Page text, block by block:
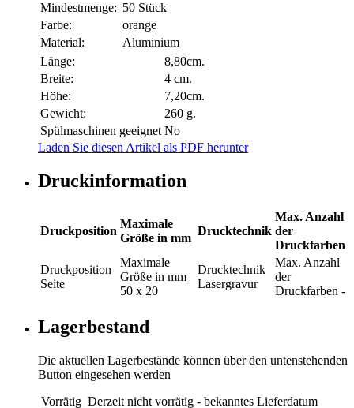
Mindestmenge: 50 Stück
Farbe:
orange
Material:
Aluminium
Länge:
8,80cm.
Breite:
4 cm.
Höhe:
7,20cm.
Gewicht:
260 g.
Spülmaschinen geeignet No
Laden Sie diesen Artikel als PDF herunter
Druckinformation
Druckposition
Maximale
Größe in mm
Drucktechnik
Max. Anzahl
der
Druckfarben
Druckposition
Seite
Maximale
Größe in mm
50 x 20
Drucktechnik
Lasergravur
Max. Anzahl
der
Druckfarben -
Lagerbestand
Die aktuellen Lagerbestände können über den untenstehenden
Button eingesehen werden
Vorrätig Derzeit nicht vorrätig - bekanntes Lieferdatum